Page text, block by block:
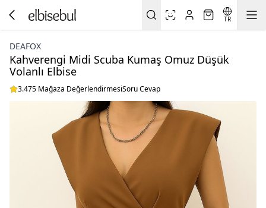
TR
DEAFOX
Kahverengi Midi Scuba Kumaş Omuz Düşük
Volanlı Elbise
3.475 Mağaza DeğerlendirmesiSoru Cevap